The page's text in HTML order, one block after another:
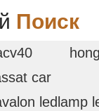
Поиск
car
ledlamp